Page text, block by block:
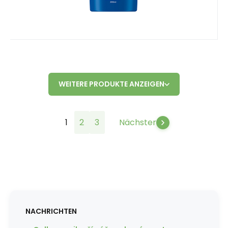
WEITERE PRODUKTE ANZEIGEN
1 2 3 Nächster
NACHRICHTEN